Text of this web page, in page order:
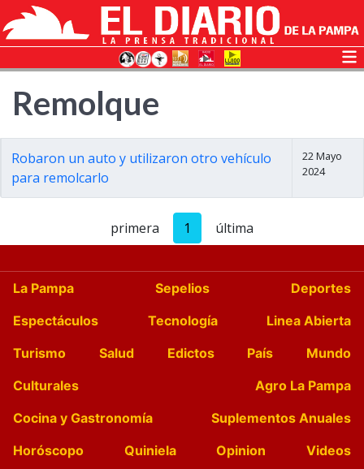
Remolque
Robaron un auto y utilizaron otro vehículo
para remolcarlo
22 Mayo
2024
primera 1 última
La Pampa Sepelios
Deportes
Espectáculos
Tecnología
Linea Abierta
Turismo
Salud Edictos País
Mundo
Culturales
Agro La Pampa
Cocina y Gastronomía
Suplementos Anuales
Horóscopo
Quiniela Opinion
Videos